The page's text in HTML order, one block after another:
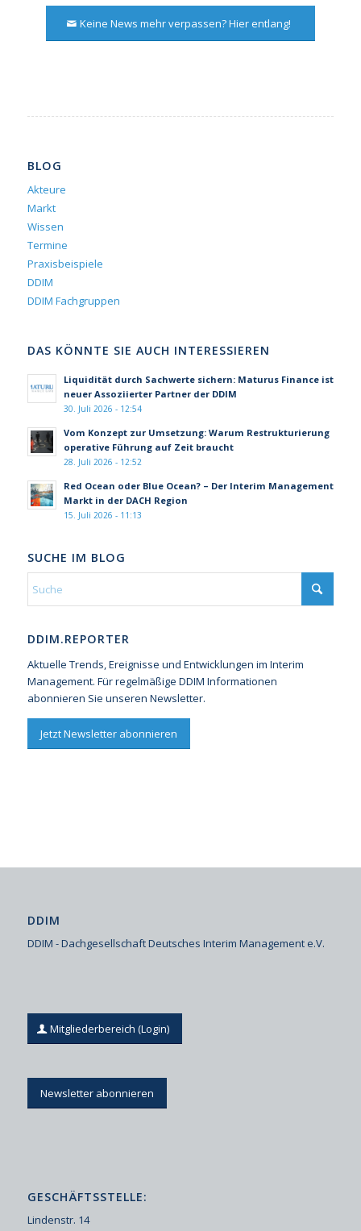
Keine News mehr verpassen? Hier entlang!
BLOG
Akteure
Markt
Wissen
Termine
Praxisbeispiele
DDIM
DDIM Fachgruppen
DAS KÖNNTE SIE AUCH INTERESSIEREN
Liquidität durch Sachwerte sichern: Maturus Finance ist
neuer Assoziierter Partner der DDIM
30. Juli 2026 - 12:54
Vom Konzept zur Umsetzung: Warum Restrukturierung
operative Führung auf Zeit braucht
28. Juli 2026 - 12:52
Red Ocean oder Blue Ocean? – Der Interim Management
Markt in der DACH Region
15. Juli 2026 - 11:13
SUCHE IM BLOG
DDIM.REPORTER
Aktuelle Trends, Ereignisse und Entwicklungen im Interim
Management. Für regelmäßige DDIM Informationen
abonnieren Sie unseren Newsletter.
Jetzt Newsletter abonnieren
DDIM
DDIM - Dachgesellschaft Deutsches Interim Management e.V.
Mitgliederbereich (Login)
Newsletter abonnieren
GESCHÄFTSSTELLE:
Lindenstr. 14